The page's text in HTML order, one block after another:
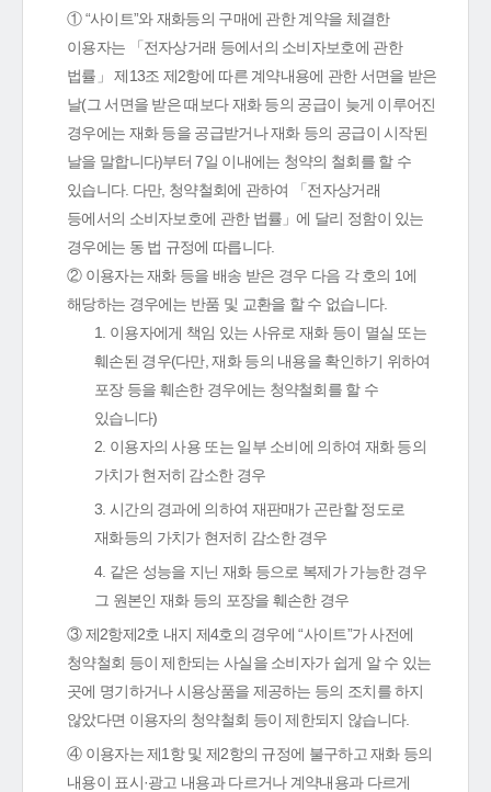
① “사이트”와 재화등의 구매에 관한 계약을 체결한
이용자는 「전자상거래 등에서의 소비자보호에 관한
법률」 제13조 제2항에 따른 계약내용에 관한 서면을 받은
날(그 서면을 받은 때보다 재화 등의 공급이 늦게 이루어진
경우에는 재화 등을 공급받거나 재화 등의 공급이 시작된
날을 말합니다)부터 7일 이내에는 청약의 철회를 할 수
있습니다. 다만, 청약철회에 관하여 「전자상거래
등에서의 소비자보호에 관한 법률」에 달리 정함이 있는
경우에는 동 법 규정에 따릅니다.
② 이용자는 재화 등을 배송 받은 경우 다음 각 호의 1에
해당하는 경우에는 반품 및 교환을 할 수 없습니다.
1. 이용자에게 책임 있는 사유로 재화 등이 멸실 또는
훼손된 경우(다만, 재화 등의 내용을 확인하기 위하여
포장 등을 훼손한 경우에는 청약철회를 할 수
있습니다)
2. 이용자의 사용 또는 일부 소비에 의하여 재화 등의
가치가 현저히 감소한 경우
3. 시간의 경과에 의하여 재판매가 곤란할 정도로
재화등의 가치가 현저히 감소한 경우
4. 같은 성능을 지닌 재화 등으로 복제가 가능한 경우
그 원본인 재화 등의 포장을 훼손한 경우
③ 제2항제2호 내지 제4호의 경우에 “사이트”가 사전에
청약철회 등이 제한되는 사실을 소비자가 쉽게 알 수 있는
곳에 명기하거나 시용상품을 제공하는 등의 조치를 하지
않았다면 이용자의 청약철회 등이 제한되지 않습니다.
④ 이용자는 제1항 및 제2항의 규정에 불구하고 재화 등의
내용이 표시·광고 내용과 다르거나 계약내용과 다르게